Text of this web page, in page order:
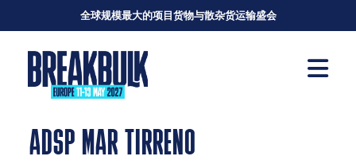
全球规模最大的项目货物与散杂货运输盛会
ADSP MAR TIRRENO